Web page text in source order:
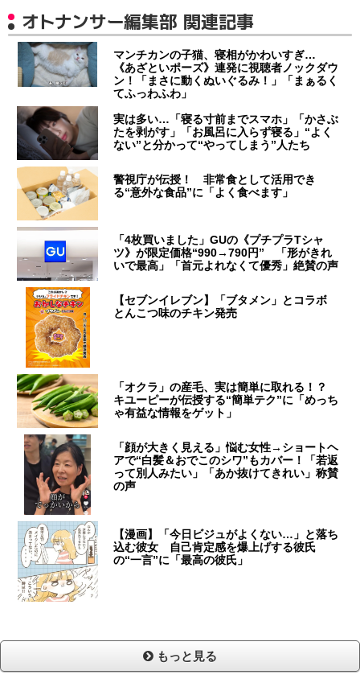
オトナンサー編集部 関連記事
マンチカンの子猫、寝相がかわいすぎ…
《あざといポーズ》連発に視聴者ノックダウ
ン！「まさに動くぬいぐるみ！」「まぁるく
てふっわふわ」
実は多い…「寝る寸前までスマホ」「かさぶ
たを剥がす」「お風呂に入らず寝る」“よく
ない”と分かって“やってしまう”人たち
警視庁が伝授！ 非常食として活用でき
る“意外な食品”に「よく食べます」
「4枚買いました」GUの《プチプラTシャ
ツ》が限定価格“990→790円” 「形がきれ
いで最高」「首元よれなくて優秀」絶賛の声
【セブンイレブン】「ブタメン」とコラボ
とんこつ味のチキン発売
「オクラ」の産毛、実は簡単に取れる！？
キユーピーが伝授する“簡単テク”に「めっち
ゃ有益な情報をゲット」
「顔が大きく見える」悩む女性→ショートヘ
アで“白髪＆おでこのシワ”もカバー！「若返
って別人みたい」「あか抜けてきれい」称賛
の声
【漫画】「今日ビジュがよくない…」と落ち
込む彼女 自己肯定感を爆上げする彼氏
の“一言”に「最高の彼氏」
もっと見る